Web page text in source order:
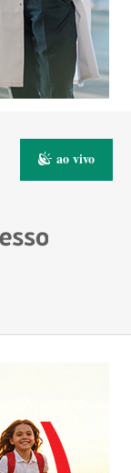
ao vivo